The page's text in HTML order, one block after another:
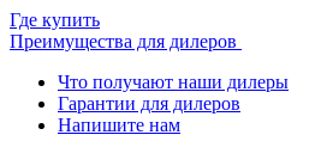
Где купить
Преимущества для дилеров
Что получают наши дилеры
Гарантии для дилеров
Напишите нам